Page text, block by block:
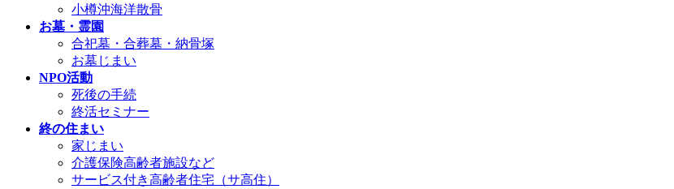
小樽沖海洋散骨
お墓・霊園
合祀墓・合葬墓・納骨塚
お墓じまい
NPO活動
死後の手続
終活セミナー
終の住まい
家じまい
介護保険高齢者施設など
サービス付き高齢者住宅（サ高住）